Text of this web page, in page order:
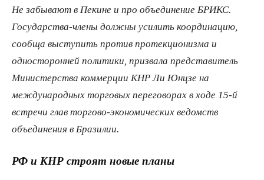
Не забывают в Пекине и про объединение БРИКС.
Государства-члены должны усилить координацию,
сообща выступить против протекционизма и
односторонней политики, призвала представитель
Министерства коммерции КНР Ли Юнцзе на
международных торговых переговорах в ходе 15-й
встречи глав торгово-экономических ведомств
объединения в Бразилии.
РФ и КНР строят новые планы